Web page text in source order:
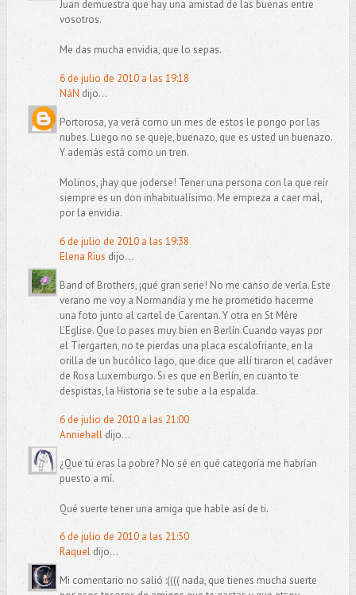
Juan demuestra que hay una amistad de las buenas entre
vosotros.
Me das mucha envidia, que lo sepas.
6 de julio de 2010 a las 19:18
NáN dijo...
Portorosa, ya verá como un mes de estos le pongo por las
nubes. Luego no se queje, buenazo, que es usted un buenazo.
Y además está como un tren.
Molinos, ¡hay que joderse! Tener una persona con la que reír
siempre es un don inhabitualísimo. Me empieza a caer mal,
por la envidia.
6 de julio de 2010 a las 19:38
Elena Rius dijo...
Band of Brothers, ¡qué gran serie! No me canso de verla. Este
verano me voy a Normandía y me he prometido hacerme
una foto junto al cartel de Carentan. Y otra en St Mère
L'Eglise. Que lo pases muy bien en Berlín.Cuando vayas por
el Tiergarten, no te pierdas una placa escalofriante, en la
orilla de un bucólico lago, que dice que allí tiraron el cadáver
de Rosa Luxemburgo. Si es que en Berlín, en cuanto te
despistas, la Historia se te sube a la espalda.
6 de julio de 2010 a las 21:00
Anniehalldijo...
¿Que tú eras la pobre? No sé en qué categoría me habrían
puesto a mí.
Qué suerte tener una amiga que hable así de ti.
6 de julio de 2010 a las 21:50
Raqueldijo...
Mi comentario no salió :(((( nada, que tienes mucha suerte